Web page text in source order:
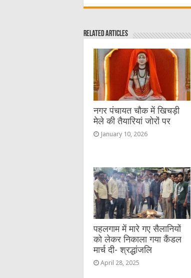
c
e
b
o
it
r
C
at
ai
Related Articles
नगर पंचायत चौक में खिचड़ी
मेले की तैयारियां जोरों पर
January 10, 2026
पहलगाम में मारे गए सैलानियों
को लेकर निकाला गया कैंडल
मार्च दी- श्रद्धांजलि
April 28, 2025